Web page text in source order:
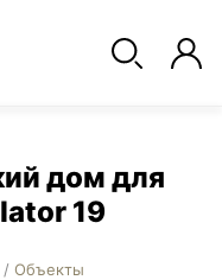
дом для
19
/ Объекты